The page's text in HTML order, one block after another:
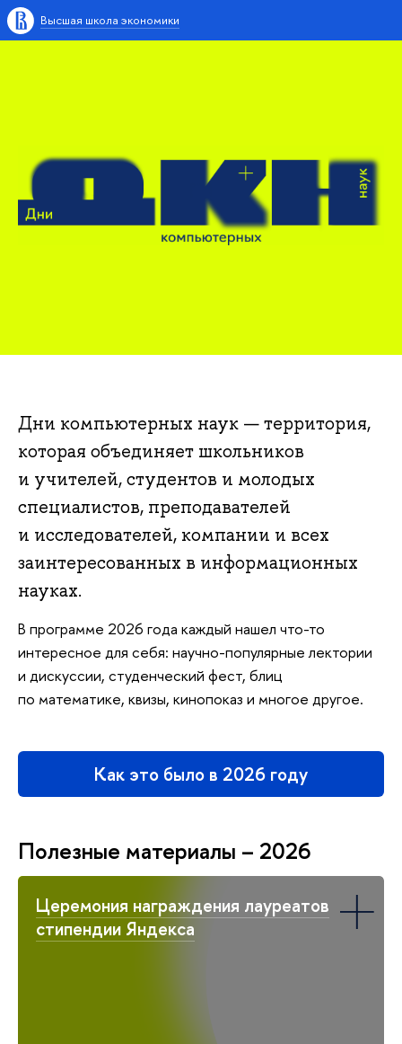
Высшая школа экономики
Дни компьютерных наук — территория,
которая объединяет школьников
и учителей, студентов и молодых
специалистов, преподавателей
и исследователей, компании и всех
заинтересованных в информационных
науках.
В программе 2026 года каждый нашел что-то
интересное для себя: научно-популярные лектории
и дискуссии, студенческий фест, блиц
по математике, квизы, кинопоказ и многое другое.
Как это было в 2026 году
Полезные материалы – 2026
Церемония награждения лауреатов
стипендии Яндекса